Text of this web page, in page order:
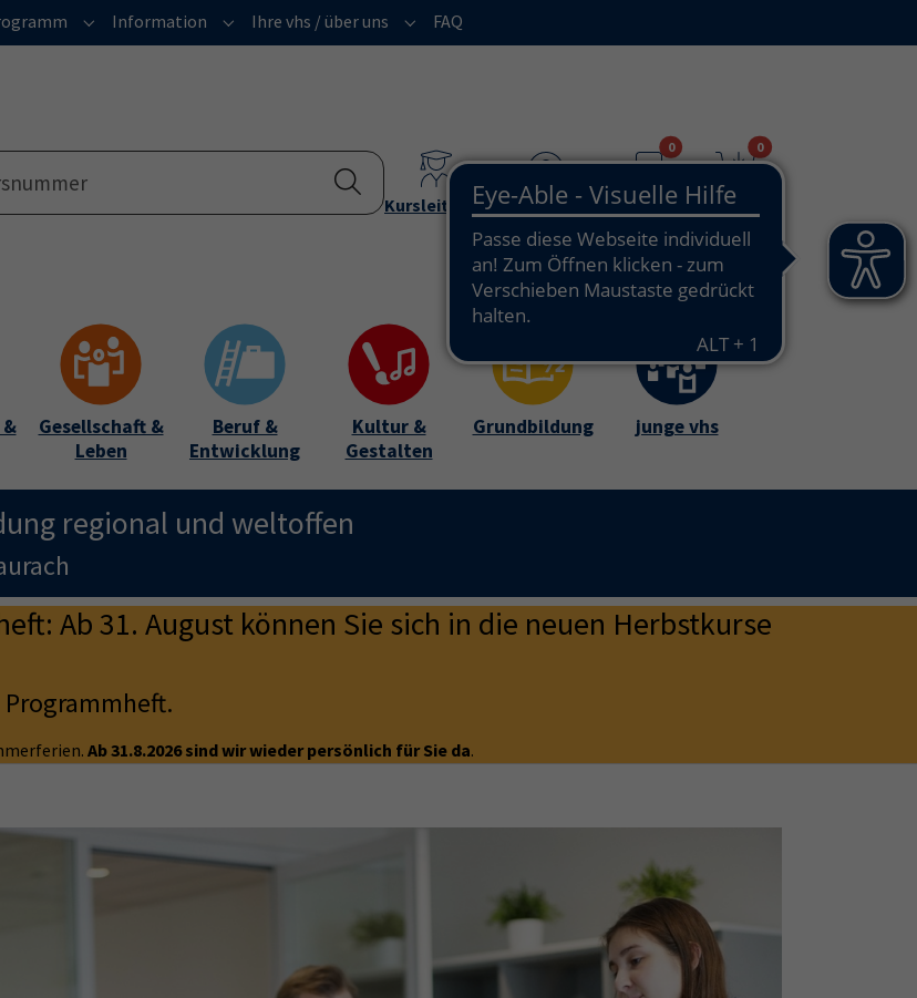
Submenu for "Programm"
Information Submenu for "Information"
Ihre vhs / über uns Submenu for "Ihre vhs / über uns"
FAQ
KursleitendeTeilnehmende
0
Merkzettel
0
Warenkorb
Gesellschaft &
Leben
Beruf &
Entwicklung
Kultur &
Gestalten
Grundbildung junge vhs
regional und weltoffen
Ab 31. August können Sie sich in die neuen Herbstkurse
Ab 31.8.2026 sind wir wieder persönlich für Sie da.